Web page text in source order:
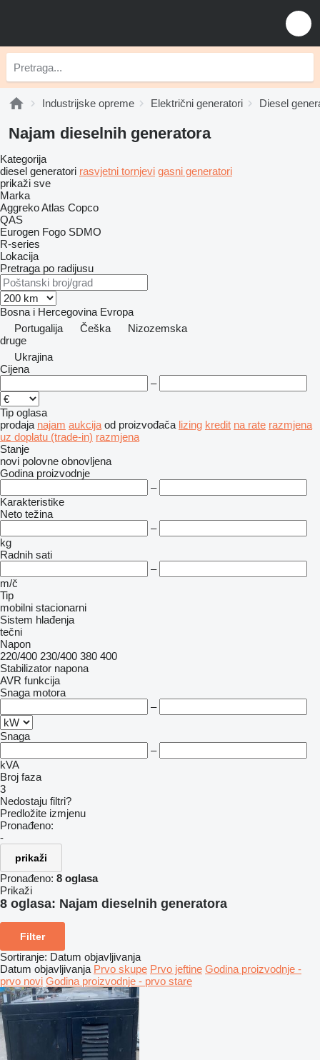
Industrijske opreme Električni generatori Diesel
Najam dieselnih generatora
Kategorija
diesel generatori rasvjetni tornjevi gasni generatori
prikaži sve
Marka
AggrekoAtlas Copco
QAS
Eurogen Fogo SDMO
R-series
Lokacija
Pretraga po radijusu
Bosna i Hercegovina Evropa
Portugalija
Češka
Nizozemska
druge
Ukrajina
Cijena
–
Tip oglasa
prodaja najam aukcija od proizvođača lizing kredit na rate razmjena
uz doplatu (trade-in) razmjena
Stanje
novi polovne obnovljena
Godina proizvodnje
–
Karakteristike
Neto težina
–
kg
Radnih sati
–
m/č
Tip
mobilni stacionarni
Sistem hlađenja
tečni
Napon
220/400 230/400 380 400
Stabilizator napona
AVR funkcija
Snaga motora
–
Snaga
–
kVA
Broj faza
3
Nedostaju filtri?
Predložite izmjenu
Pronađeno:
-
prikaži
Pronađeno: 8 oglasa
Prikaži
8 oglasa: Najam dieselnih generatora
Filter
Sortiranje: Datum objavljivanja
Datum objavljivanja Prvo skupe Prvo jeftine Godina proizvodnje -
prvo novi Godina proizvodnje - prvo stare